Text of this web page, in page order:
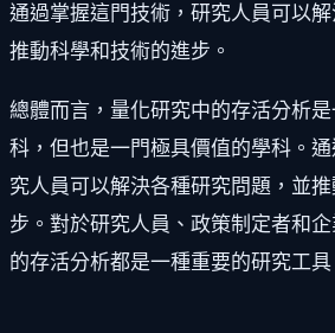
通過掌握這門技術，研究人員可以
推動科學和技術的進步。
總體而言，量化研究中的存活分析
科，但也是一門極具價值的學科。
究人員可以解決各種研究問題，並
步。對於研究人員、政策制定者和
的存活分析都是一種重要的研究工具